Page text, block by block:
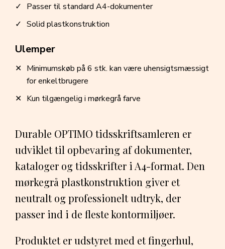
Durable OPTIMO tidsskriftsamleren er
udviklet til opbevaring af dokumenter,
kataloger og tidsskrifter i A4-format. Den
mørkegrå plastkonstruktion giver et
neutralt og professionelt udtryk, der
passer ind i de fleste kontormiljøer.
Produktet er udstyret med et fingerhul,
Passer til standard A4-dokumenter
Solid plastkonstruktion
Ulemper
Minimumskøb på 6 stk. kan være uhensigtsmæssigt
for enkeltbrugere
Kun tilgængelig i mørkegrå farve